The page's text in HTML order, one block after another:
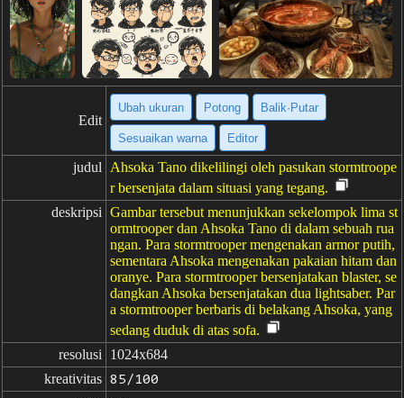
Edit
Ubah ukuran Potong Balik·Putar
Sesuaikan warna Editor
judul
Ahsoka Tano dikelilingi oleh pasukan stormtroope
r bersenjata dalam situasi yang tegang.
deskripsi Gambar tersebut menunjukkan sekelompok lima st
ormtrooper dan Ahsoka Tano di dalam sebuah rua
ngan. Para stormtrooper mengenakan armor putih,
sementara Ahsoka mengenakan pakaian hitam dan
oranye. Para stormtrooper bersenjatakan blaster, se
dangkan Ahsoka bersenjatakan dua lightsaber. Par
a stormtrooper berbaris di belakang Ahsoka, yang
sedang duduk di atas sofa.
resolusi
1024x684
kreativitas 85/100